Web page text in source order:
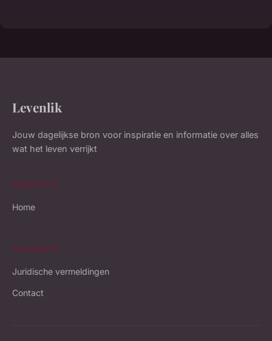
Levenlik
Jouw dagelijkse bron voor inspiratie en informatie over alles
wat het leven verrijkt
NAVIGATIE
Home
JURIDISCH
Juridische vermeldingen
Contact